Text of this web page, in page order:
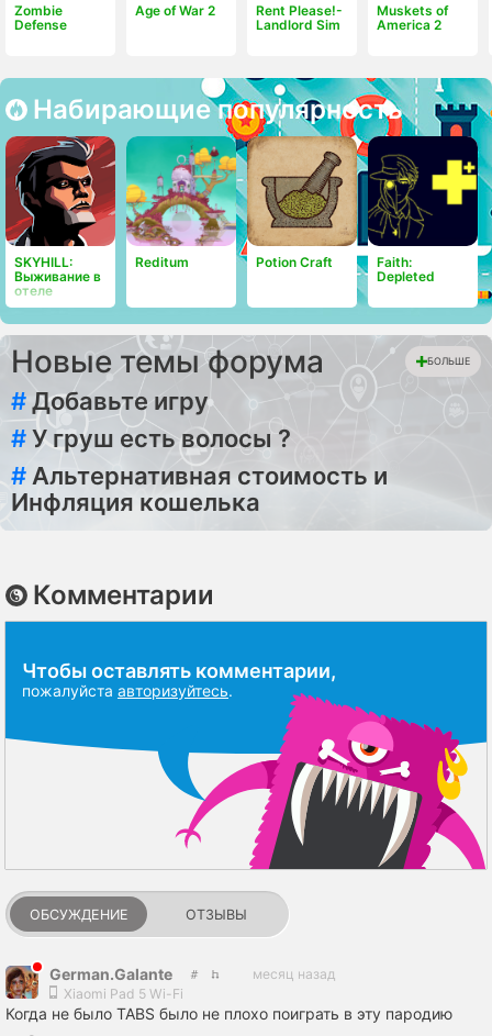
Zombie
Defense
Age of War 2
Rent Please!-
Landlord Sim
Muskets of
America 2
Набирающие популярность
SKYHILL:
Выживание в
отеле
Reditum Potion Craft
Faith:
Depleted
Новые темы форума БОЛЬШЕ
#Добавьте игру
#У груш есть волосы ?
# Альтернативная стоимость и
Инфляция кошелька
Комментарии
Чтобы оставлять комментарии,
пожалуйста авторизуйтесь.
ОБСУЖДЕНИЕ ОТЗЫВЫ
German.Galante
месяц назад
Xiaomi Pad 5 Wi-Fi
Когда не было TABS было не плохо поиграть в эту пародию